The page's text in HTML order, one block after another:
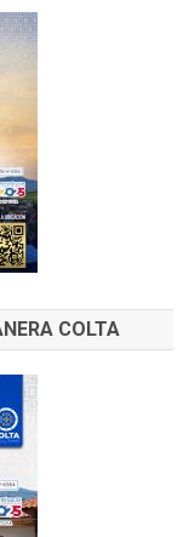
COLTA